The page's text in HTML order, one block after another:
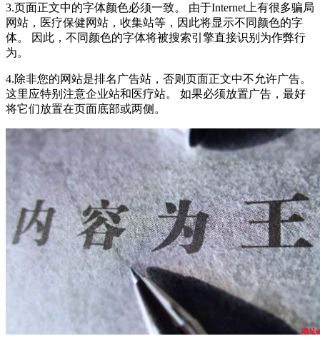
3.页面正文中的字体颜色必须一致。 由于Internet上有很多骗局
网站，医疗保健网站，收集站等，因此将显示不同颜色的字
体。 因此，不同颜色的字体将被搜索引擎直接识别为作弊行
为。
4.除非您的网站是排名广告站，否则页面正文中不允许广告。
这里应特别注意企业站和医疗站。 如果必须放置广告，最好
将它们放置在页面底部或两侧。